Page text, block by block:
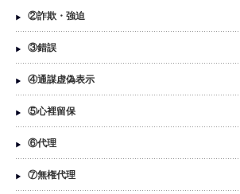
②詐欺・強迫
③錯誤
④通謀虚偽表示
⑤心裡留保
⑥代理
⑦無権代理